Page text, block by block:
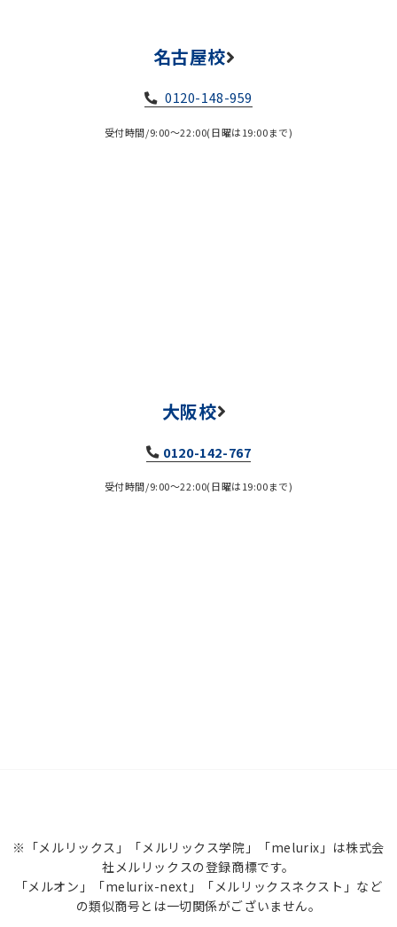
名古屋校
0120-148-959
受付時間/9:00～22:00(日曜は19:00まで)
大阪校
0120-142-767
受付時間/9:00～22:00(日曜は19:00まで)
※「メルリックス」「メルリックス学院」「melurix」は株式会
社メルリックスの登録商標です。
「メルオン」「melurix-next」「メルリックスネクスト」など
の類似商号とは一切関係がございません。